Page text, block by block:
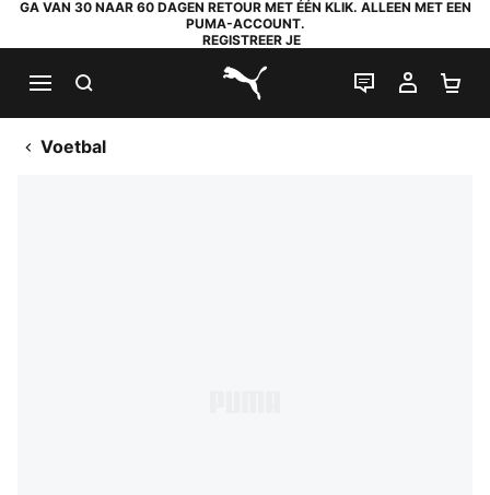
GA VAN 30 NAAR 60 DAGEN RETOUR MET ÉÉN KLIK. ALLEEN MET EEN
PUMA-ACCOUNT.
REGISTREER JE
PUMA.com
LIVE CHAT
MIJN
Voetbal